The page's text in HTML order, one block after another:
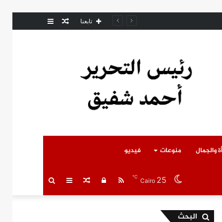
عمودمقال تابعنا
والجمال منوعات فيديو
بحث عمود مقالتسجيل RSS Cairo 25
℃
البحث